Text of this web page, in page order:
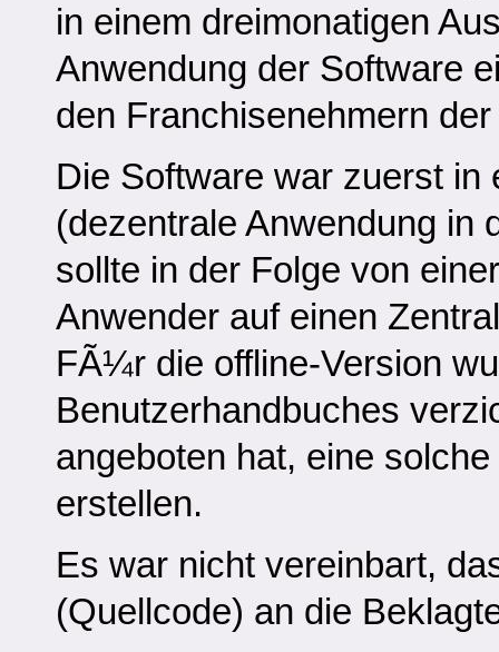
in einem dreimonatigen
Anwendung der Software
den Franchisenehmern
Die Software war zuerst in
(dezentrale Anwendung in
sollte in der Folge von
Anwender auf einen
FÃ¼r die offline-Version
Benutzerhandbuches
angeboten hat, eine
erstellen.
Es war nicht vereinbart,
(Quellcode) an die